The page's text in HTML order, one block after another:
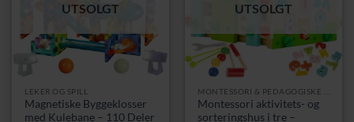
UTSOLGT
LEKER OG SPILL
Magnetiske Byggeklosser
med Kulebane – 110 Deler
UTSOLGT
Montessori aktivitets- og
sorteringshus i tre –